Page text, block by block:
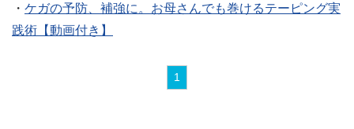
・ ケガの予防、補強に。お母さんでも巻けるテーピング実
践術【動画付き】
1